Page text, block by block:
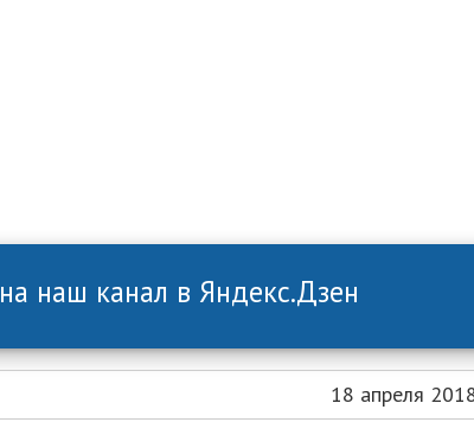
наш канал в Яндекс.Дзен
18 апреля